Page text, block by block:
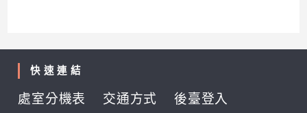
快速連結
處室分機表 交通方式 後臺登入